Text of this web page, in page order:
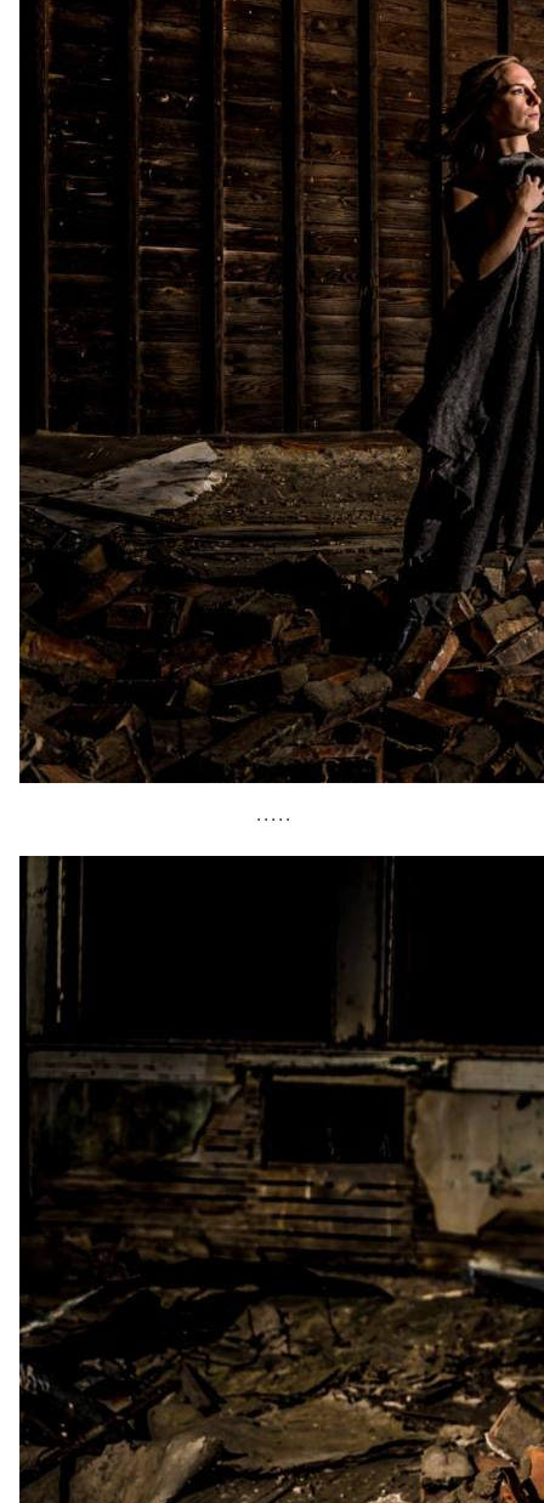
• • • • •